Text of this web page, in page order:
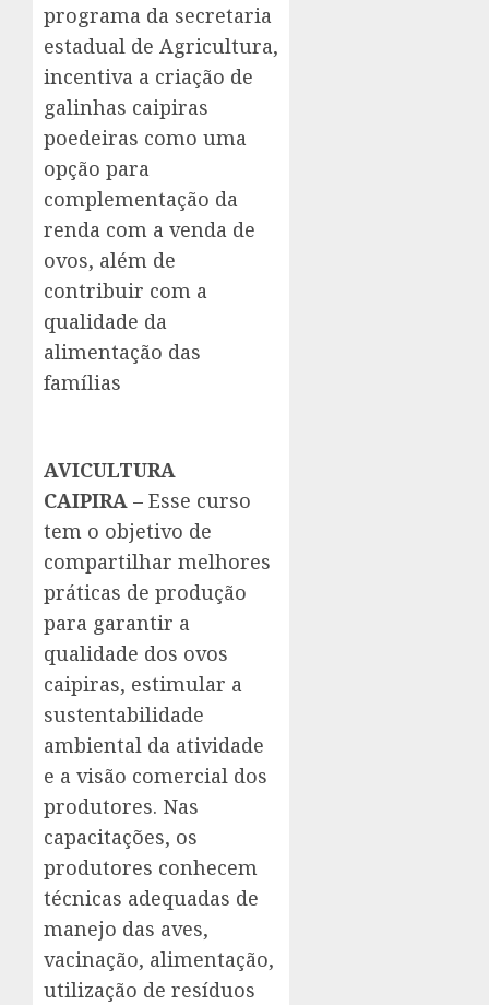
programa da secretaria
estadual de Agricultura,
incentiva a criação de
galinhas caipiras
poedeiras como uma
opção para
complementação da
renda com a venda de
ovos, além de
contribuir com a
qualidade da
alimentação das
famílias
AVICULTURA
CAIPIRA – Esse curso
tem o objetivo de
compartilhar melhores
práticas de produção
para garantir a
qualidade dos ovos
caipiras, estimular a
sustentabilidade
ambiental da atividade
e a visão comercial dos
produtores. Nas
capacitações, os
produtores conhecem
técnicas adequadas de
manejo das aves,
vacinação, alimentação,
utilização de resíduos